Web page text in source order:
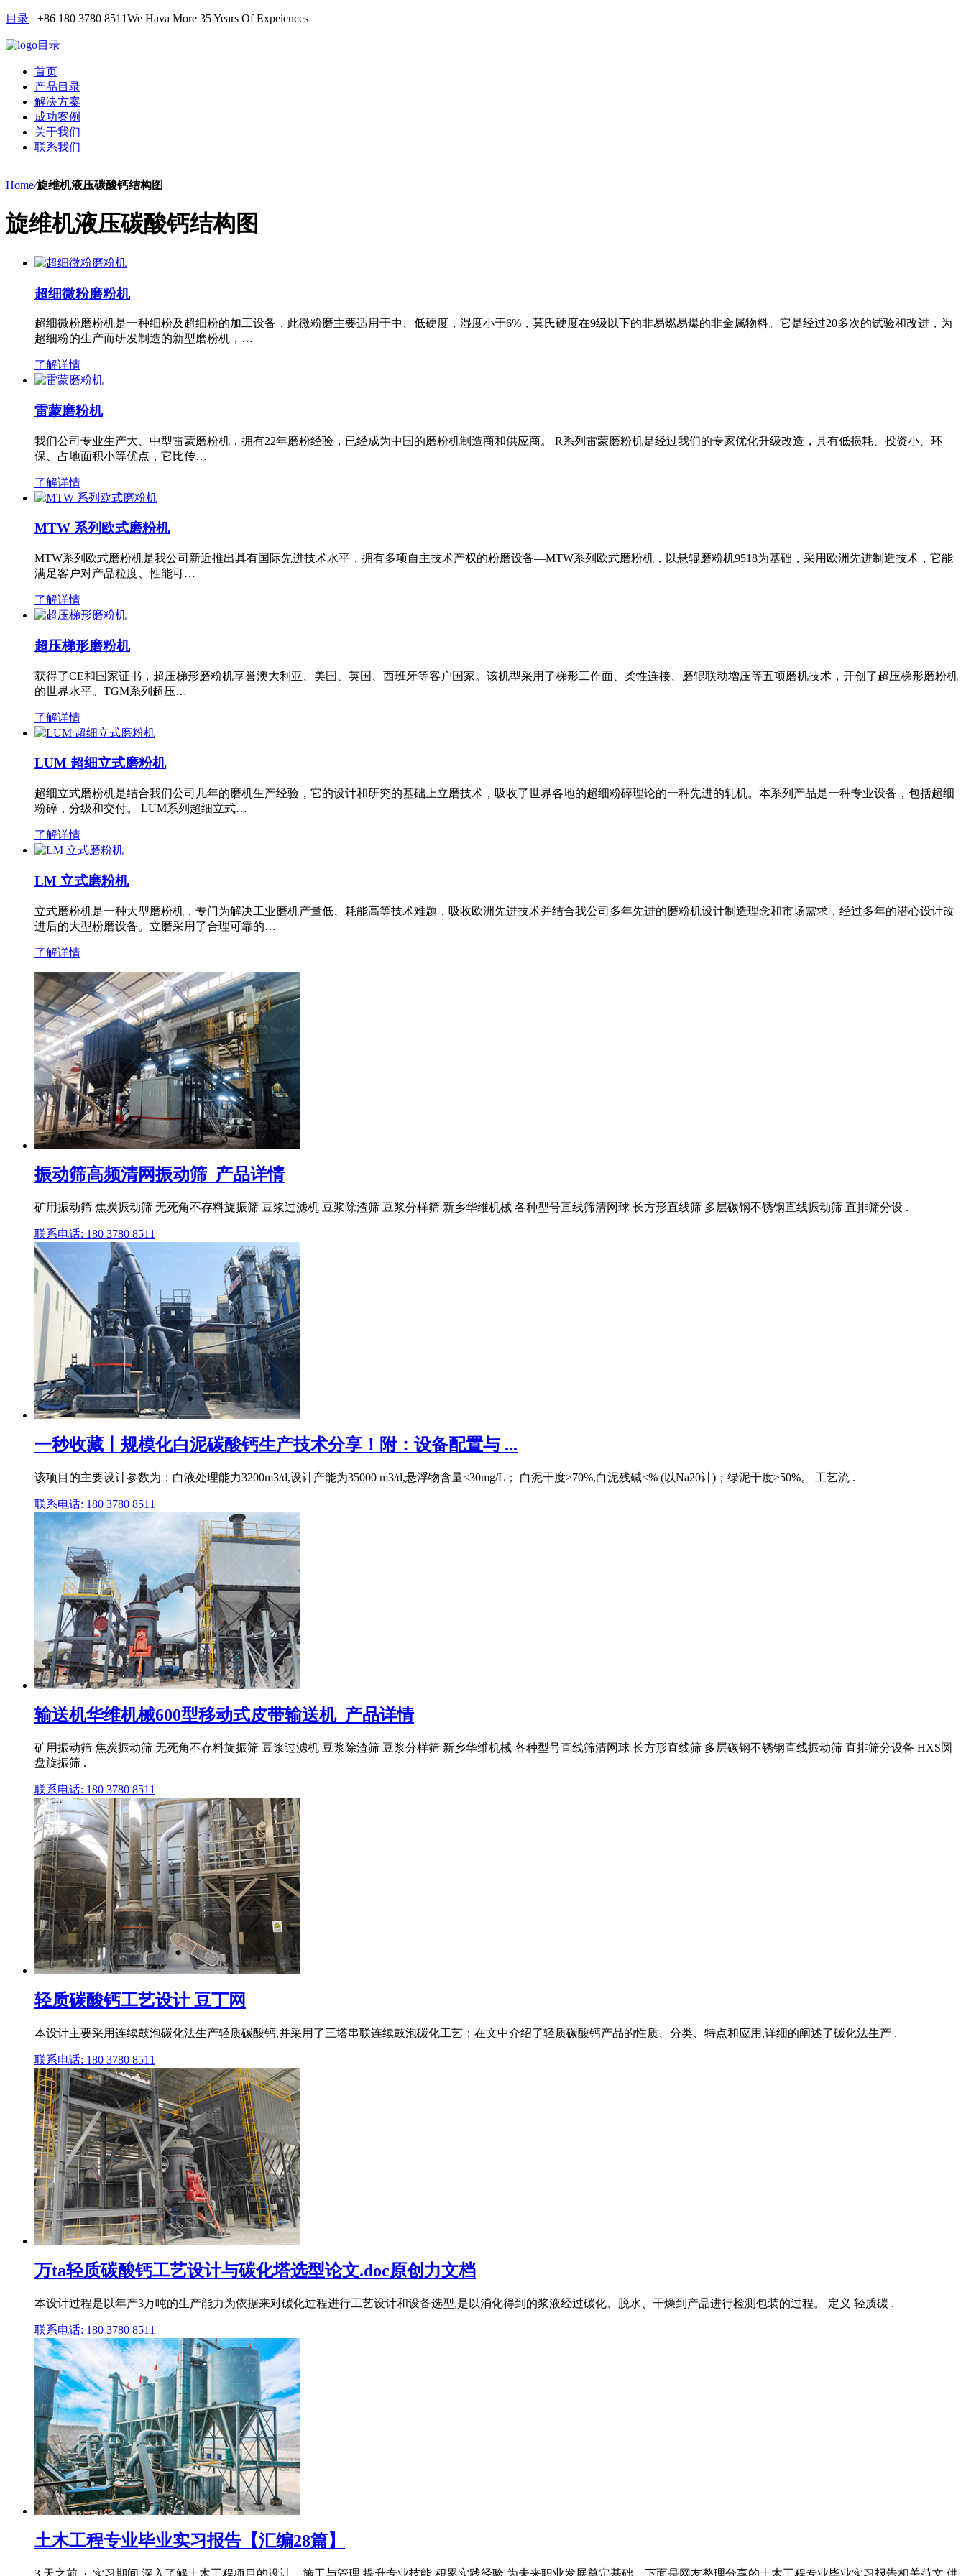
目录 +86 180 3780 8511We Hava More 35 Years Of Expeiences
目录
首页
产品目录
解决方案
成功案例
关于我们
联系我们
Home/旋维机液压碳酸钙结构图
旋维机液压碳酸钙结构图
超细微粉磨粉机
超细微粉磨粉机是一种细粉及超细粉的加工设备，此微粉磨主要适用于中、低硬度，湿度小于6%，莫氏硬度在9级以下的非易燃易爆的非金属物料。它是经过20多次的试验和改进，为
超细粉的生产而研发制造的新型磨粉机，…
了解详情
雷蒙磨粉机
我们公司专业生产大、中型雷蒙磨粉机，拥有22年磨粉经验，已经成为中国的磨粉机制造商和供应商。 R系列雷蒙磨粉机是经过我们的专家优化升级改造，具有低损耗、投资小、环
保、占地面积小等优点，它比传…
了解详情
MTW 系列欧式磨粉机
MTW系列欧式磨粉机是我公司新近推出具有国际先进技术水平，拥有多项自主技术产权的粉磨设备—MTW系列欧式磨粉机，以悬辊磨粉机9518为基础，采用欧洲先进制造技术，它能
满足客户对产品粒度、性能可…
了解详情
超压梯形磨粉机
获得了CE和国家证书，超压梯形磨粉机享誉澳大利亚、美国、英国、西班牙等客户国家。该机型采用了梯形工作面、柔性连接、磨辊联动增压等五项磨机技术，开创了超压梯形磨粉机
的世界水平。TGM系列超压…
了解详情
LUM 超细立式磨粉机
超细立式磨粉机是结合我们公司几年的磨机生产经验，它的设计和研究的基础上立磨技术，吸收了世界各地的超细粉碎理论的一种先进的轧机。本系列产品是一种专业设备，包括超细
粉碎，分级和交付。 LUM系列超细立式…
了解详情
LM 立式磨粉机
立式磨粉机是一种大型磨粉机，专门为解决工业磨机产量低、耗能高等技术难题，吸收欧洲先进技术并结合我公司多年先进的磨粉机设计制造理念和市场需求，经过多年的潜心设计改
进后的大型粉磨设备。立磨采用了合理可靠的…
了解详情
振动筛高频清网振动筛_产品详情
矿用振动筛 焦炭振动筛 无死角不存料旋振筛 豆浆过滤机 豆浆除渣筛 豆浆分样筛 新乡华维机械 各种型号直线筛清网球 长方形直线筛 多层碳钢不锈钢直线振动筛 直排筛分设 .
联系电话: 180 3780 8511
一秒收藏丨规模化白泥碳酸钙生产技术分享！附：设备配置与 ...
该项目的主要设计参数为：白液处理能力3200m3/d,设计产能为35000 m3/d,悬浮物含量≤30mg/L； 白泥干度≥70%,白泥残碱≤% (以Na20计)；绿泥干度≥50%。 工艺流 .
联系电话: 180 3780 8511
输送机华维机械600型移动式皮带输送机_产品详情
矿用振动筛 焦炭振动筛 无死角不存料旋振筛 豆浆过滤机 豆浆除渣筛 豆浆分样筛 新乡华维机械 各种型号直线筛清网球 长方形直线筛 多层碳钢不锈钢直线振动筛 直排筛分设备 HXS圆
盘旋振筛 .
联系电话: 180 3780 8511
轻质碳酸钙工艺设计 豆丁网
本设计主要采用连续鼓泡碳化法生产轻质碳酸钙,并采用了三塔串联连续鼓泡碳化工艺；在文中介绍了轻质碳酸钙产品的性质、分类、特点和应用,详细的阐述了碳化法生产 .
联系电话: 180 3780 8511
万ta轻质碳酸钙工艺设计与碳化塔选型论文.doc原创力文档
本设计过程是以年产3万吨的生产能力为依据来对碳化过程进行工艺设计和设备选型,是以消化得到的浆液经过碳化、脱水、干燥到产品进行检测包装的过程。 定义 轻质碳 .
联系电话: 180 3780 8511
土木工程专业毕业实习报告【汇编28篇】
3 天之前 · 实习期间,深入了解土木工程项目的设计、施工与管理,提升专业技能,积累实践经验,为未来职业发展奠定基础。下面是网友整理分享的土木工程专业毕业实习报告相关范文,供